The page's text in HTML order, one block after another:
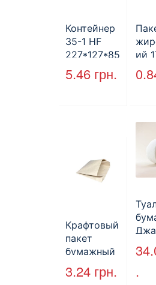
Контейнер
35-1 HF
227*127*85
мм
(1700мл)
5.46 грн.
ий
мм,
Крафтовый
пакет
бумажный
без ручек
170*140*50
3.24 грн.
130
.